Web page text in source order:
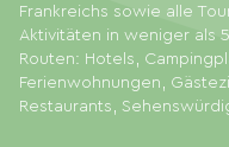
Frankreichs sowie alle
Aktivitäten in weniger als
Routen: Hotels,
Ferienwohnungen,
Restaurants,